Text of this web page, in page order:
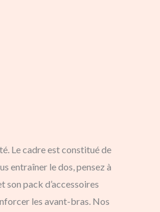
Le cadre est constitué de
entraîner le dos, pensez à
pack d’accessoires
les avant-bras. Nos